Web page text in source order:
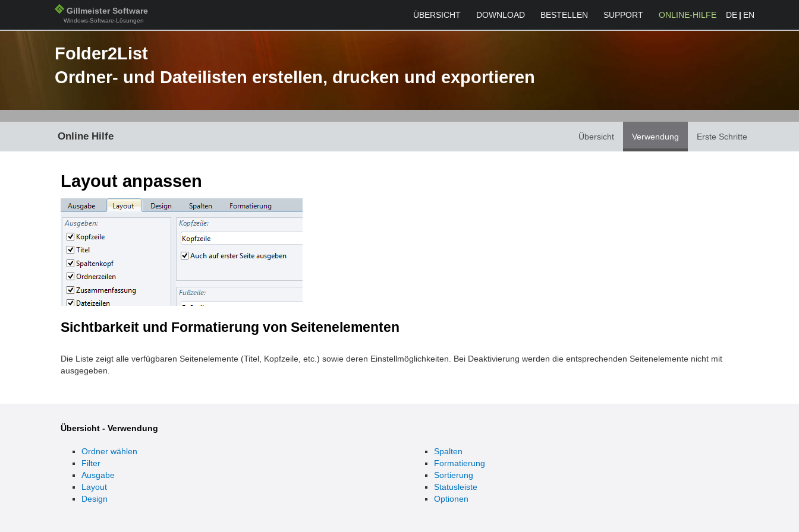
Gillmeister Software
Windows-Software-Lösungen
DE | EN
ÜBERSICHT DOWNLOAD BESTELLEN SUPPORT ONLINE-HILFE
Folder2List
Ordner- und Dateilisten erstellen, drucken und exportieren
Online Hilfe Übersicht Verwendung Erste Schritte
Layout anpassen
Sichtbarkeit und Formatierung von Seitenelementen
Die Liste zeigt alle verfügbaren Seitenelemente (Titel, Kopfzeile, etc.) sowie deren Einstellmöglichkeiten. Bei Deaktivierung werden die entsprechenden Seitenelemente nicht mit
ausgegeben.
Übersicht - Verwendung
Ordner wählen
Filter
Ausgabe
Layout
Design
Spalten
Formatierung
Sortierung
Statusleiste
Optionen